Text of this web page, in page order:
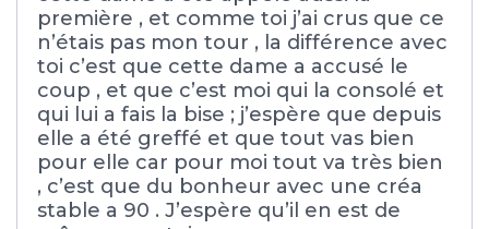
première , et comme toi j’ai crus que ce
n’étais pas mon tour , la différence avec
toi c’est que cette dame a accusé le
coup , et que c’est moi qui la consolé et
qui lui a fais la bise ; j’espère que depuis
elle a été greffé et que tout vas bien
pour elle car pour moi tout va très bien
, c’est que du bonheur avec une créa
stable a 90 . J’espère qu’il en est de